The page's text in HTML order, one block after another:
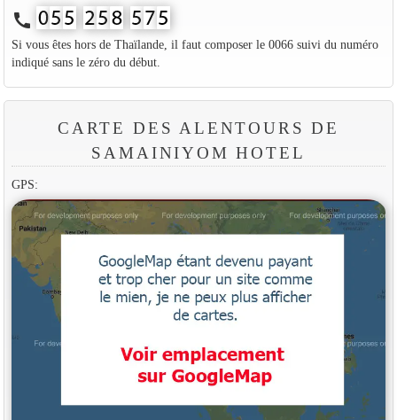
call
Si vous êtes hors de Thaïlande, il faut composer le 0066 suivi du numéro
indiqué sans le zéro du début.
CARTE DES ALENTOURS DE
SAMAINIYOM HOTEL
GPS: